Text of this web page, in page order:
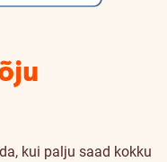
kui palju saad kokku